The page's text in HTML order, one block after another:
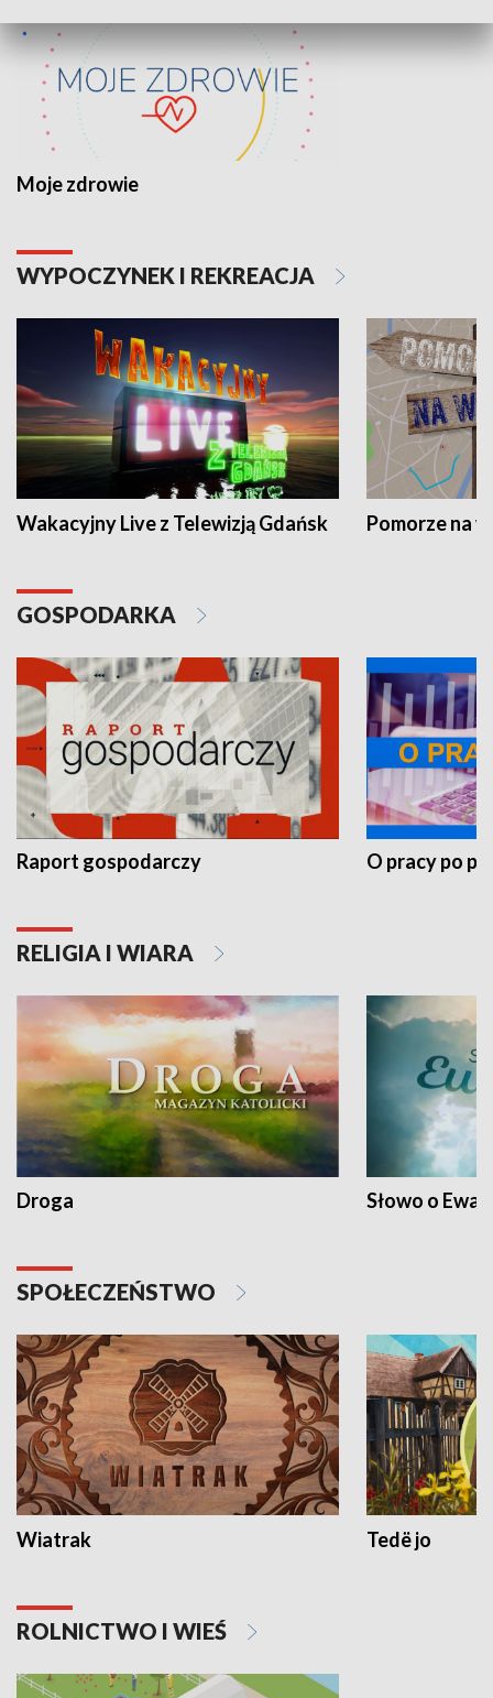
Moje zdrowie
WYPOCZYNEK I REKREACJA
Wakacyjny Live z Telewizją Gdańsk Pomorze na
GOSPODARKA
Raport gospodarczy O pracy po
RELIGIA I WIARA
Droga Słowo o
SPOŁECZEŃSTWO
Wiatrak Tedë jo
ROLNICTWO I WIEŚ